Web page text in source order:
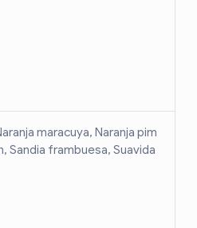
maracuya, Naranja pim
Sandia frambuesa, Suavida